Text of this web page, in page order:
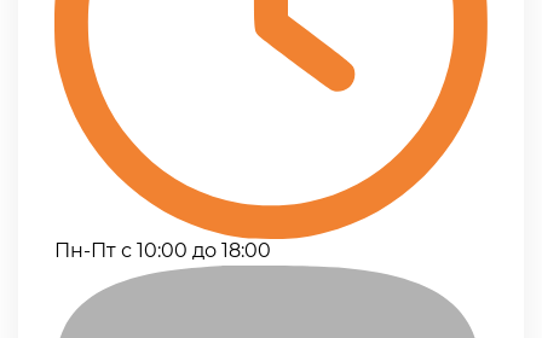
Пн-Пт с 10:00 до 18:00